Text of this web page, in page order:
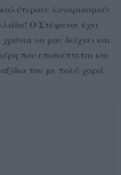
λογαριασμούς
O Στέφανος έχει
να μας δείχνει και
που επισκέπτεται και
του με πολύ χαρά